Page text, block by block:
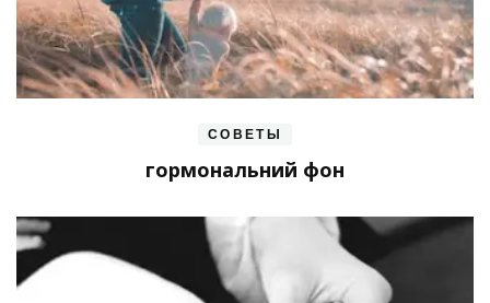
СОВЕТЫ
гормональний фон